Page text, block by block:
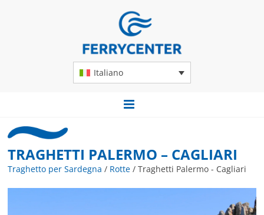
Italiano
TRAGHETTI PALERMO – CAGLIARI
Traghetto per Sardegna / Rotte /Traghetti Palermo - Cagliari